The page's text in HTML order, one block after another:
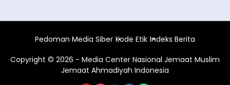
Pedoman Media Siber Kode Etik Indeks Berita
Copyright © 2026 - Media Center Nasional Jemaat Muslim
Jemaat Ahmadiyah Indonesia